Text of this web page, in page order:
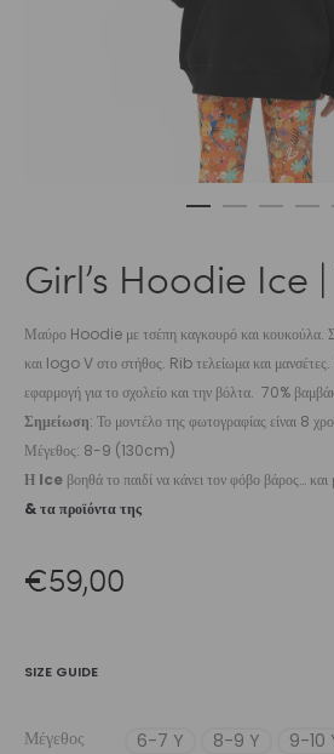
Girl’s Hoodie Ice
Μαύρο Hoodie με τσέπη καγκουρό και κουκούλα.
και logo V στο στήθος. Rib τελείωμα και
εφαρμογή για το σχολείο και την βόλτα. 70%
Σημείωση: Το μοντέλο της φωτογραφίας είναι 8
Μέγεθος: 8-9 (130cm)
Η Ice βοηθά το παιδί να κάνει τον φόβο βάρος…
& τα προϊόντα της
€59,00
SIZE GUIDE
Μέγεθος 6-7 Y 8-9 Y 9-10